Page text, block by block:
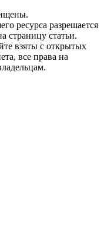
ресурса разрешается
страницу статьи.
взяты с открытых
все права на